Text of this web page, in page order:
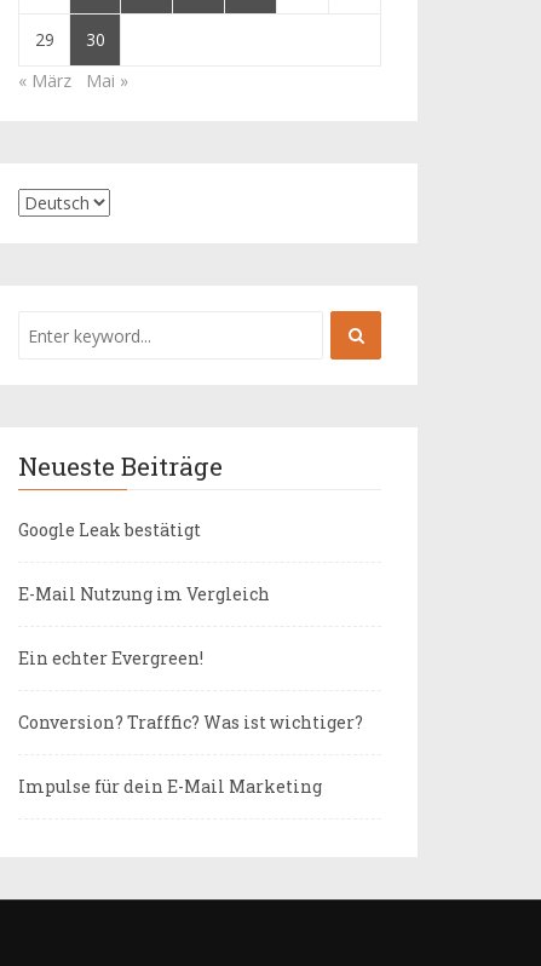
29
30
« März
Mai »
Neueste Beiträge
Google Leak bestätigt
E-Mail Nutzung im Vergleich
Ein echter Evergreen!
Conversion? Trafffic? Was ist wichtiger?
Impulse für dein E-Mail Marketing